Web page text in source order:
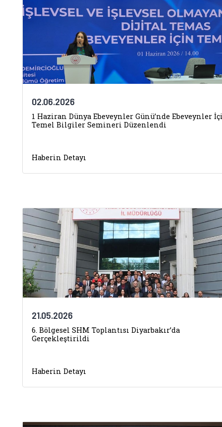
02.06.2026
1 Haziran Dünya Ebeveynler Günü’nde Ebeveynler
Temel Bilgiler Semineri Düzenlendi
Haberin Detayı
21.05.2026
6. Bölgesel SHM Toplantısı Diyarbakır’da
Gerçekleştirildi
Haberin Detayı